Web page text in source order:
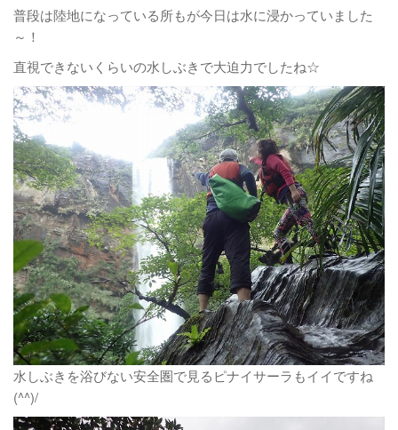
普段は陸地になっている所もが今日は水に浸かっていました
～！
直視できないくらいの水しぶきで大迫力でしたね☆
水しぶきを浴びない安全圏で見るピナイサーラもイイですね
(^^)/